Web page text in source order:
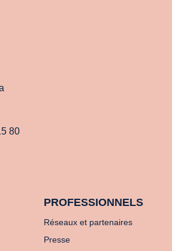
80
PROFESSIONNELS
Réseaux et partenaires
Presse